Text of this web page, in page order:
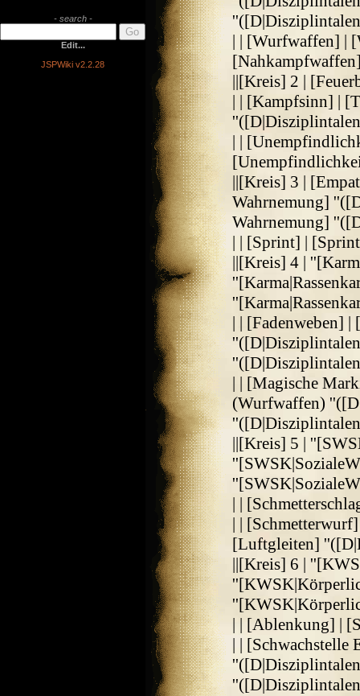
- search -
Edit...
JSPWiki v2.2.28
| | [Wurfwaffen] |
||[Kreis] 2 |
| | [Kampfsinn] |
| |
||[Kreis] 3 |
Wahrnemung]
Wahrnemung]
| | [Sprint] |
||[Kreis] 4 |
| | [Fadenweben] |
| | [Magische
(Wurfwaffen)
||[Kreis] 5 |
| |
| |
[Luftgleiten]
||[Kreis] 6 |
| | [Ablenkung] |
| | [Schwachstelle